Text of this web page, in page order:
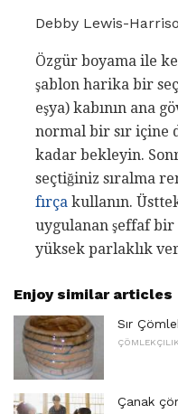
Debby Lewis-
Özgür boyama ile
şablon harika bir
eşya) kabının ana
normal bir sır içine
kadar bekleyin.
seçtiğiniz sıralma
fırça kullanın.
uygulanan şeffaf bir
yüksek parlaklık
Enjoy similar articles
Sır
ÇÖMLEKÇILIK
Çanak